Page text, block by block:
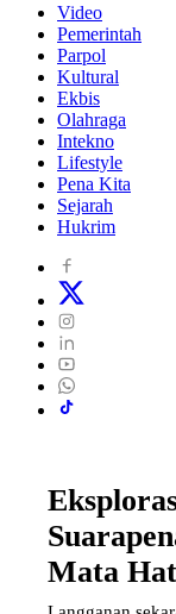
Video
Pemerintah
Parpol
Kultural
Ekbis
Olahraga
Intekno
Lifestyle
Pena Kita
Sejarah
Hukrim
Mata